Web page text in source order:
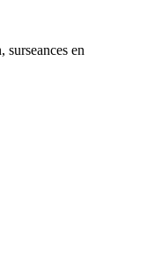
surseances en